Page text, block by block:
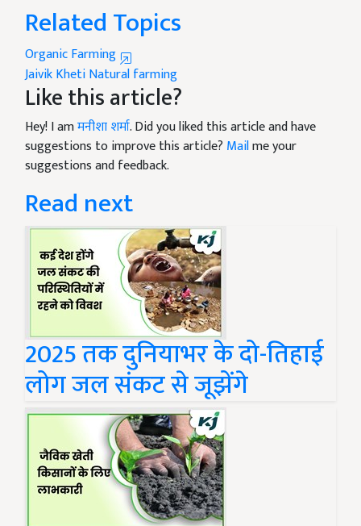
Related Topics
Organic Farming
Jaivik KhetiNatural farming
Like this article?
Hey! I amमनीशा शर्मा. Did you liked this article and have
suggestions to improve this article? Mailme your
suggestions and feedback.
Read next
2025 तक दुनियाभर के दो-तिहाई
लोग जल संकट से जूझेंगे